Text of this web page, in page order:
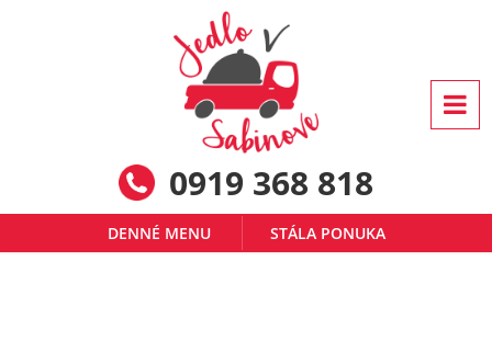
0919 368 818
DENNÉ MENU STÁLA PONUKA